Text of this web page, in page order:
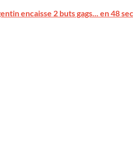
encaisse 2 buts gags... en 48